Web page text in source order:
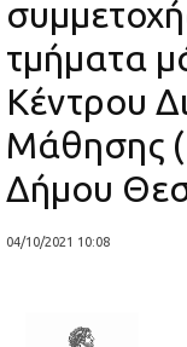
τμήματα
Κέντρου
Μάθησης
Δήμου
04/10/2021 10:08